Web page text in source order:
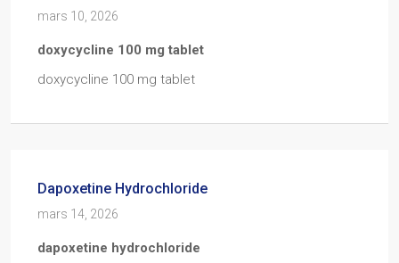
mars 10, 2026
doxycycline 100 mg tablet
doxycycline 100 mg tablet
Dapoxetine Hydrochloride
mars 14, 2026
dapoxetine hydrochloride